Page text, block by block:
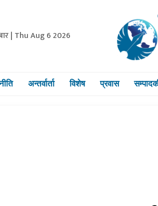
| Thu Aug 6 2026
अन्तर्वार्ता विशेष प्रवास